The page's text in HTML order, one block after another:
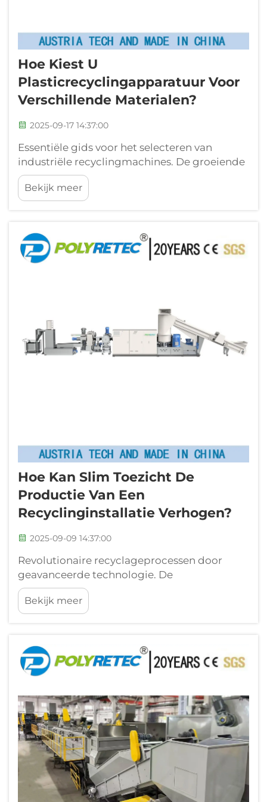
Hoe Kiest U
Plasticrecyclingapparatuur Voor
Verschillende Materialen?
2025-09-17 14:37:00
Essentiële gids voor het selecteren van
industriële recyclingmachines. De groeiende
milieubewustzijn en strenge regelgeving
hebben kunststofrecyclingapparatuur tot een
integraal onderdeel van modern afvalbeheer
machines vereist zorgvuldigheid...
Bekijk meer
Hoe Kan Slim Toezicht De
Productie Van Een
Recyclinginstallatie Verhogen?
2025-09-09 14:37:00
Revolutionaire recyclageprocessen door
geavanceerde technologie. De
recyclingindustrie bevindt zich op een
keerpunt, waarbij slim toezicht traditioneel
afvalbeheer transformeert tot een zeer
Verwerkingsinstallaties wereldwijd...
Bekijk meer